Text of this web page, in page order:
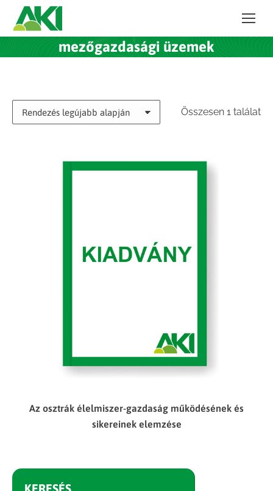
mezőgazdasági üzemek
Összesen 1 találat
Az osztrák élelmiszer-gazdaság működésének és
sikereinek elemzése